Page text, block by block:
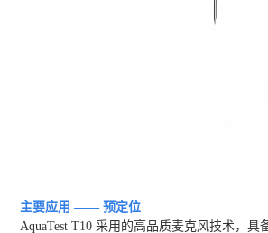
主要应用 —— 预定位
AquaTest T10 采用的高品质麦克风技术，具